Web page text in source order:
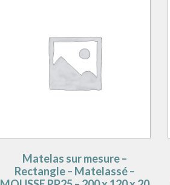
Matelas sur mesure –
Rectangle – Matelassé –